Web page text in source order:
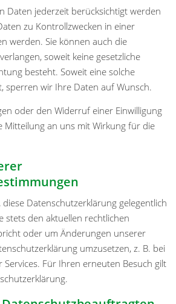
Daten jederzeit berücksichtigt werden
zu Kontrollzwecken in einer
werden. Sie können auch die
soweit keine gesetzliche
besteht. Soweit eine solche
sperren wir Ihre Daten auf Wunsch.
oder den Widerruf einer Einwilligung
Mitteilung an uns mit Wirkung für die
Datenschutzerklärung gelegentlich
stets den aktuellen rechtlichen
oder um Änderungen unserer
umzusetzen, z. B. bei
Für Ihren erneuten Besuch gilt